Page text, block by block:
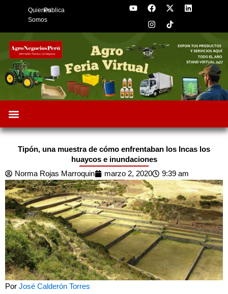
Quienes
Somos
Publica
Y
o
b
e
F
a
c
e
o
o
k
X
-
t
w
t
L
i
d
n
I
n
s
t
g
r
a
Tipón, una muestra de cómo enfrentaban los Incas los
huaycos e inundaciones
Norma Rojas Marroquin
marzo 2, 2020 9:39 am
Por José Calderón Torres